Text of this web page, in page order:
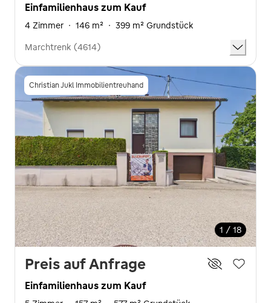
Einfamilienhaus zum Kauf
4 Zimmer · 146 m² · 399 m² Grundstück
Marchtrenk (4614)
Christian Jukl Immobilientreuhand
1 / 18
Preis auf Anfrage
Einfamilienhaus zum Kauf